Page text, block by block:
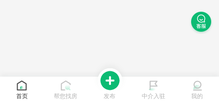
首页 帮您找房 发布 中介入驻 我的